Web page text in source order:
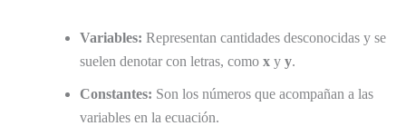
Variables: Representan cantidades desconocidas y se
suelen denotar con letras, como x y y.
Constantes: Son los números que acompañan a las
variables en la ecuación.